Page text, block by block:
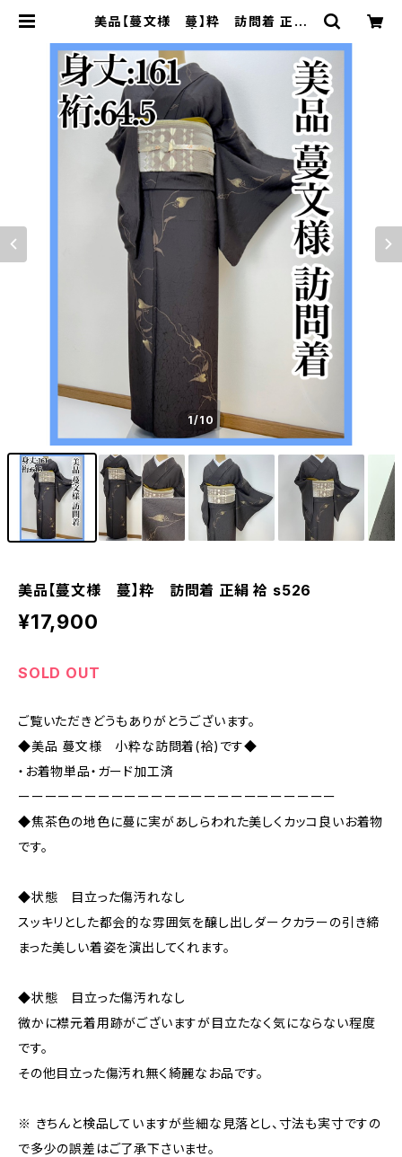
美品【蔓文様 蔓】粋 訪問着 正絹
1/10
美品【蔓文様 蔓】粋 訪問着 正絹 袷 s526
¥17,900
SOLD OUT
ご覧いただきどうもありがとうございます。
◆美品 蔓文様 小粋な訪問着(袷)です◆
・お着物単品・ガード加工済
ーーーーーーーーーーーーーーーーーーーーーーーー
◆焦茶色の地色に蔓に実があしらわれた美しくカッコ良いお着物
です。
◆状態 目立った傷汚れなし
スッキリとした都会的な雰囲気を醸し出しダークカラーの引き締
まった美しい着姿を演出してくれます。
◆状態 目立った傷汚れなし
微かに襟元着用跡がございますが目立たなく気にならない程度
です。
その他目立った傷汚れ無く綺麗なお品です。
※ きちんと検品していますが些細な見落とし、寸法も実寸ですの
で多少の誤差はご了承下さいませ。